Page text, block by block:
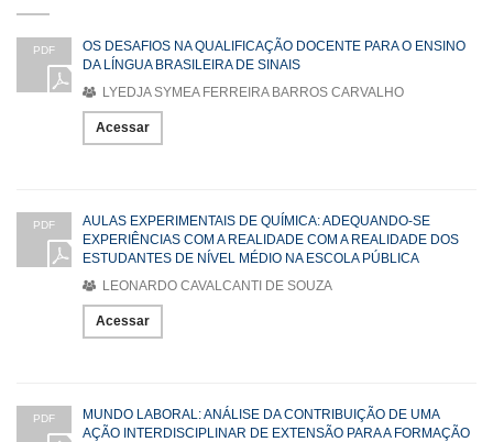
PDF
OS DESAFIOS NA QUALIFICAÇÃO DOCENTE PARA O ENSINO
DA LÍNGUA BRASILEIRA DE SINAIS
LYEDJA SYMEA FERREIRA BARROS CARVALHO
Acessar
PDF
AULAS EXPERIMENTAIS DE QUÍMICA: ADEQUANDO-SE
EXPERIÊNCIAS COM A REALIDADE COM A REALIDADE DOS
ESTUDANTES DE NÍVEL MÉDIO NA ESCOLA PÚBLICA
LEONARDO CAVALCANTI DE SOUZA
Acessar
PDF
MUNDO LABORAL: ANÁLISE DA CONTRIBUIÇÃO DE UMA
AÇÃO INTERDISCIPLINAR DE EXTENSÃO PARA A FORMAÇÃO